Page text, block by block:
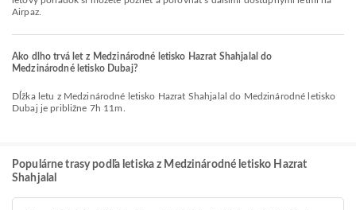
Airpaz.
Ako dlho trvá let z Medzinárodné letisko Hazrat Shahjalal do
Medzinárodné letisko Dubaj?
Dĺžka letu z Medzinárodné letisko Hazrat Shahjalal do Medzinárodné letisko
Dubaj je približne 7h 11m.
Populárne trasy podľa letiska z Medzinárodné letisko Hazrat
Shahjalal